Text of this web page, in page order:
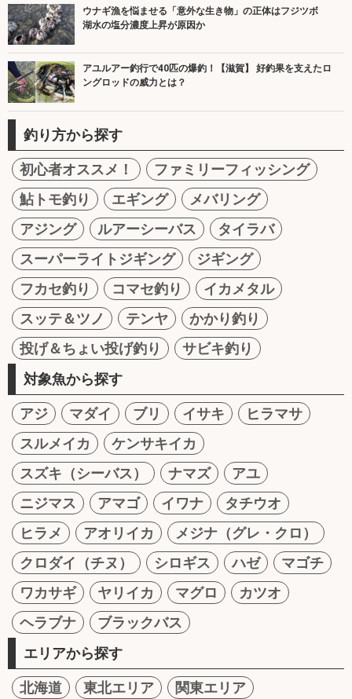
ウナギ漁を悩ませる「意外な生き物」の正体はフジツボ
湖水の塩分濃度上昇が原因か
アユルアー釣行で40匹の爆釣！【滋賀】 好釣果を支えたロ
ングロッドの威力とは？
釣り方から探す
初心者オススメ！
ファミリーフィッシング
鮎トモ釣り
エギング
メバリング
アジング
ルアーシーバス
タイラバ
スーパーライトジギング
ジギング
フカセ釣り
コマセ釣り
イカメタル
スッテ＆ツノ
テンヤ
かかり釣り
投げ＆ちょい投げ釣り
サビキ釣り
対象魚から探す
アジ マダイ ブリ イサキ
ヒラマサ
スルメイカ
ケンサキイカ
スズキ（シーバス）
ナマズ
アユ
ニジマス
アマゴ イワナ
タチウオ
ヒラメ
アオリイカ
メジナ（グレ・クロ）
クロダイ（チヌ）
シロギス ハゼ
マゴチ
ワカサギ
ヤリイカ マグロ
カツオ
ヘラブナ
ブラックバス
エリアから探す
北海道 東北エリア
関東エリア